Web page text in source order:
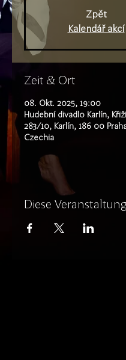
Zpět
Kalendář akcí
Zeit & Ort
08. Okt. 2025, 19:00
Hudební divadlo Karlín,
283/10, Karlín, 186 00
Czechia
Diese